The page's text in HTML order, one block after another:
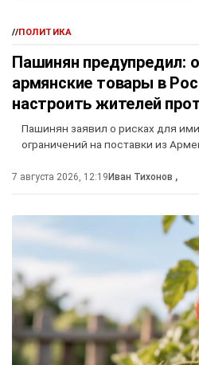
//ПОЛИТИКА
Пашинян предупредил:
армянские товары в
настроить жителей
Пашинян заявил о рисках для
ограничений на поставки из
7 августа 2026, 12:19Иван Тихонов ,